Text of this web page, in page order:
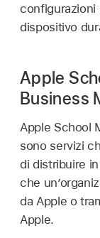
configurazioni
dispositivo
Apple
Business
Apple School
sono servizi
di distribuire
che
da Apple o
Apple.